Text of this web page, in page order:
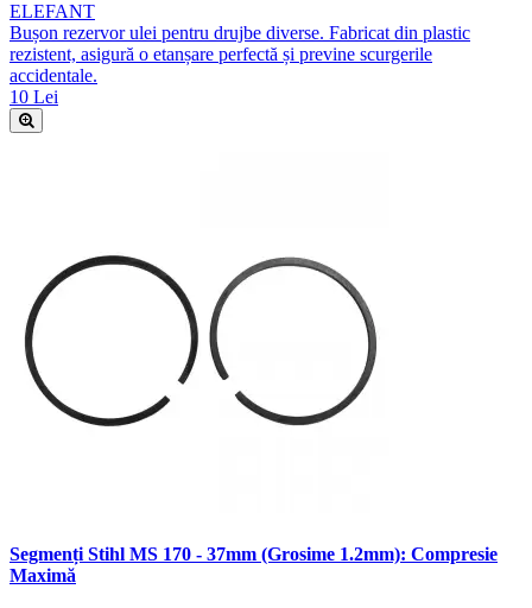
ELEFANT
Bușon rezervor ulei pentru drujbe diverse. Fabricat din plastic
rezistent, asigură o etanșare perfectă și previne scurgerile
accidentale.
10 Lei
Segmenți Stihl MS 170 - 37mm (Grosime 1.2mm): Compresie
Maximă